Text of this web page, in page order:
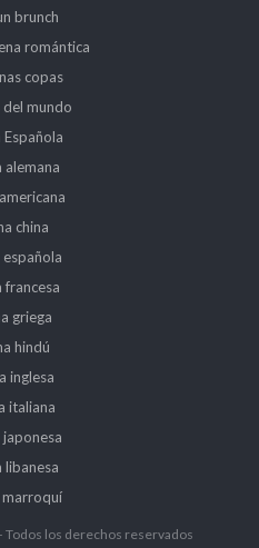
brunch
romántica
copas
del mundo
Española
alemana
china
española
francesa
griega
hindú
inglesa
italiana
japonesa
libanesa
marroquí
los derechos reservados